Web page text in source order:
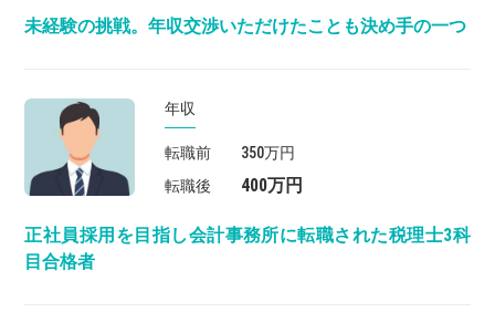
未経験の挑戦。年収交渉いただけたことも決め手の一つ
年収
転職前
350万円
転職後
400万円
正社員採用を目指し会計事務所に転職された税理士3科
目合格者